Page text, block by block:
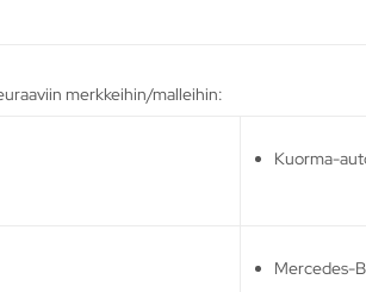
merkkeihin/malleihin:
Kuorma-
Mercedes-